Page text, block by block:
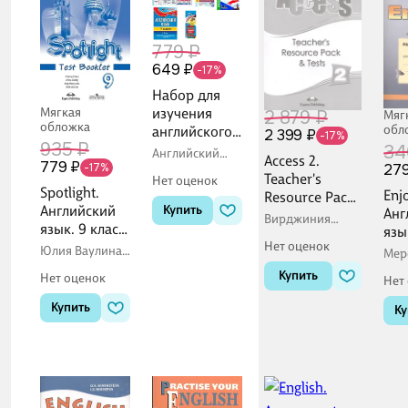
Мягкая
обложка
935 ₽
779 ₽ -17%
Spotlight.
Английский
язык. 9 класс.
Контрольные
ФГОС 2021
Юлия Ваулина,
Ольга
Подоляко,
Вирджиния
Эванс
Нет оценок
Купить
779 ₽
649 ₽ -17%
Набор для
изучения
английского
языка
школа"
(Комплект из
5-ти книг)
Английский
тесты
Нет оценок
Купить
2 879 ₽
2 399 ₽ -17%
Access 2.
Teacher's
Resource Pack
and Tests
Вирджиния
Нет оценок
Купить
е
Нет